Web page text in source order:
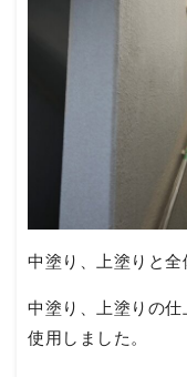
中塗り、上塗りと全
中塗り、上塗りの
使用しました。